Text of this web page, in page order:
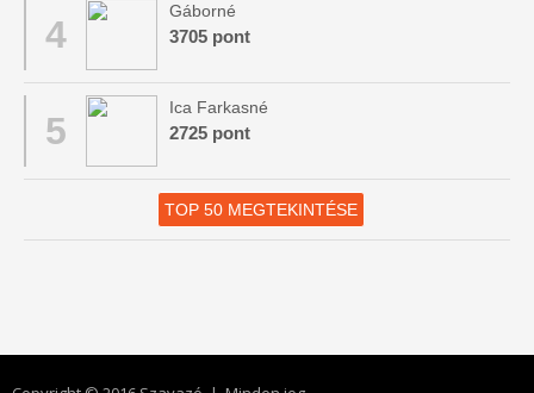
4
Gáborné
3705 pont
5
Ica Farkasné
2725 pont
TOP 50 MEGTEKINTÉSE